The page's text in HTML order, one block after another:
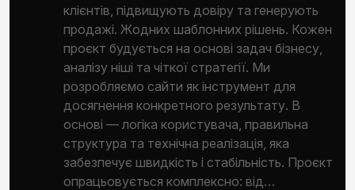
клієнтів, підвищують довіру та генерують
продажі. Жодних шаблонних рішень. Кожен
проєкт будується на основі задач бізнесу,
аналізу ніші та чіткої стратегії. Ми
розробляємо сайти як інструмент для
досягнення конкретного результату. В
основі — логіка користувача, правильна
структура та технічна реалізація, яка
забезпечує швидкість і стабільність. Проєкт
опрацьовується комплексно: від…